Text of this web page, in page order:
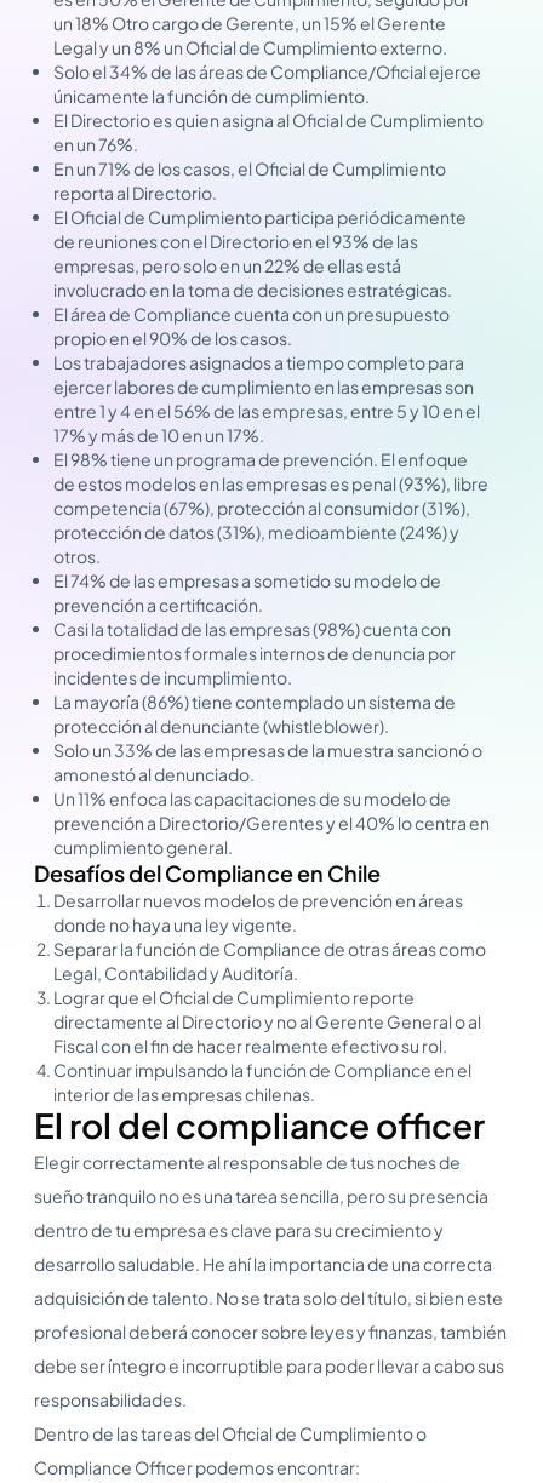
un 18% Otro cargo de Gerente, un 15% el Gerente
Legal y un 8% un Oficial de Cumplimiento externo.
Solo el 34% de las áreas de Compliance/Oficial ejerce
únicamente la función de cumplimiento.
El Directorio es quien asigna al Oficial de Cumplimiento
en un 76%.
En un 71% de los casos, el Oficial de Cumplimiento
reporta al Directorio.
El Oficial de Cumplimiento participa periódicamente
de reuniones con el Directorio en el 93% de las
empresas, pero solo en un 22% de ellas está
involucrado en la toma de decisiones estratégicas.
El área de Compliance cuenta con un presupuesto
propio en el 90% de los casos.
Los trabajadores asignados a tiempo completo para
ejercer labores de cumplimiento en las empresas son
entre 1 y 4 en el 56% de las empresas, entre 5 y 10 en el
17% y más de 10 en un 17%.
El 98% tiene un programa de prevención. El enfoque
de estos modelos en las empresas es penal (93%), libre
competencia (67%), protección al consumidor (31%),
protección de datos (31%), medioambiente (24%) y
otros.
El 74% de las empresas a sometido su modelo de
prevención a certificación.
Casi la totalidad de las empresas (98%) cuenta con
procedimientos formales internos de denuncia por
incidentes de incumplimiento.
La mayoría (86%) tiene contemplado un sistema de
protección al denunciante (whistleblower).
Solo un 33% de las empresas de la muestra sancionó o
amonestó al denunciado.
Un 11% enfoca las capacitaciones de su modelo de
prevención a Directorio/Gerentes y el 40% lo centra en
cumplimiento general.
Desafíos del Compliance en Chile
Desarrollar nuevos modelos de prevención en áreas
donde no haya una ley vigente.
Separar la función de Compliance de otras áreas como
Legal, Contabilidad y Auditoría.
Lograr que el Oficial de Cumplimiento reporte
directamente al Directorio y no al Gerente General o al
Fiscal con el fin de hacer realmente efectivo su rol.
Continuar impulsando la función de Compliance en el
interior de las empresas chilenas.
El rol del compliance officer
Elegir correctamente al responsable de tus noches de
sueño tranquilo no es una tarea sencilla, pero su presencia
dentro de tu empresa es clave para su crecimiento y
desarrollo saludable. He ahí la importancia de una correcta
adquisición de talento. No se trata solo del título, si bien este
profesional deberá conocer sobre leyes y finanzas, también
debe ser íntegro e incorruptible para poder llevar a cabo sus
responsabilidades.
Dentro de las tareas del Oficial de Cumplimiento o
Compliance Officer podemos encontrar: